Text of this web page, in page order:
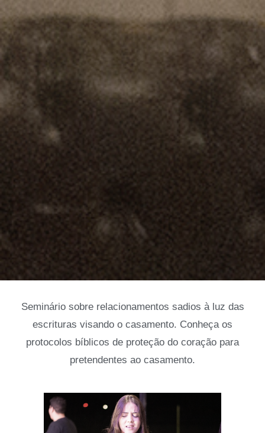
Seminário sobre relacionamentos sadios à luz das
escrituras visando o casamento. Conheça os
protocolos bíblicos de proteção do coração para
pretendentes ao casamento.